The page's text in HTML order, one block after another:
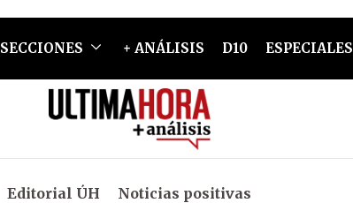
SECCIONES + ANÁLISIS D10 ESPECIALES
Editorial ÚH Noticias positivas